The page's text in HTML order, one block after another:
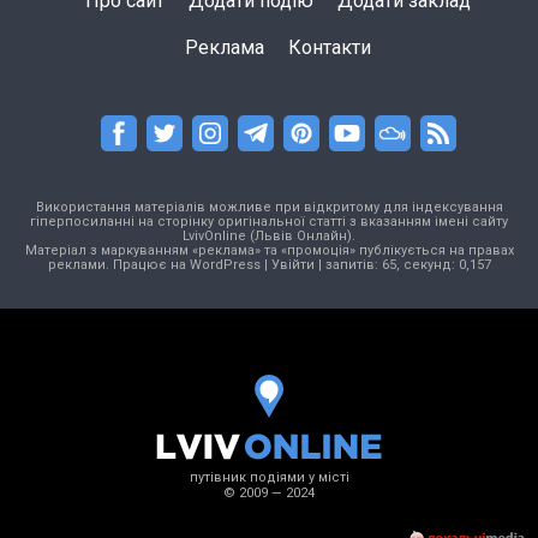
Реклама Контакти
Використання матеріалів можливе при відкритому для індексування
гіперпосиланні на сторінку оригінальної статті з вказанням імені сайту
LvivOnline (Львів Онлайн).
Матеріал з маркуванням «реклама» та «промоція» публікується на правах
реклами. Працює на WordPress| Увійти | запитів: 65, секунд: 0,157
путівник подіями у місті
© 2009 — 2024